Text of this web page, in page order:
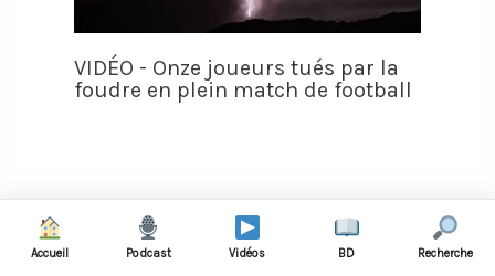
VIDÉO - Onze joueurs tués par la
foudre en plein match de football
Accueil Podcast Vidéos BD Recherche